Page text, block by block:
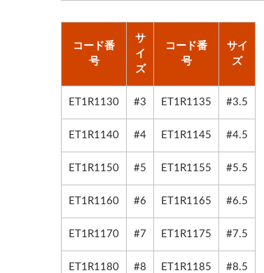
コード番
号
サ
イ
ズ
コード番
号
サイ
ズ
ET1R1130 #3 ET1R1135 #3.5
ET1R1140 #4 ET1R1145 #4.5
ET1R1150 #5 ET1R1155 #5.5
ET1R1160 #6 ET1R1165 #6.5
ET1R1170 #7 ET1R1175 #7.5
ET1R1180 #8 ET1R1185 #8.5